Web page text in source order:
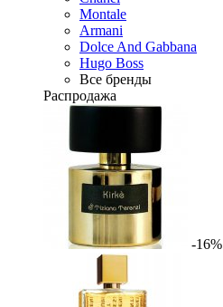
Montale
Armani
Dolce And Gabbana
Hugo Boss
Все бренды
Распродажа
-16%